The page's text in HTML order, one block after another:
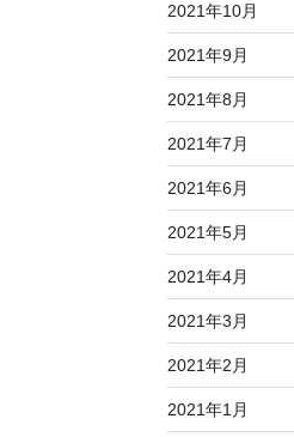
2021年10月
2021年9月
2021年8月
2021年7月
2021年6月
2021年5月
2021年4月
2021年3月
2021年2月
2021年1月